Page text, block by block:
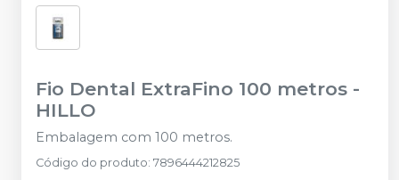
Fio Dental ExtraFino 100 metros -
HILLO
Embalagem com 100 metros.
Código do produto: 7896444212825